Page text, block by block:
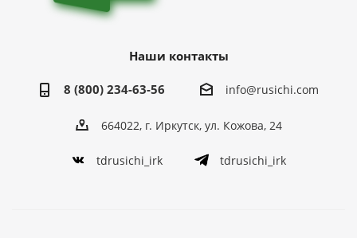
Наши контакты
8 (800) 234-63-56 info@rusichi.com
664022, г. Иркутск, ул. Кожова, 24
tdrusichi_irk tdrusichi_irk